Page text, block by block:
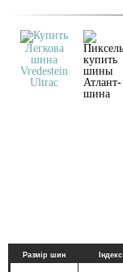
Размір шин Індекс